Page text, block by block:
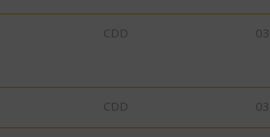
CDD
CDD